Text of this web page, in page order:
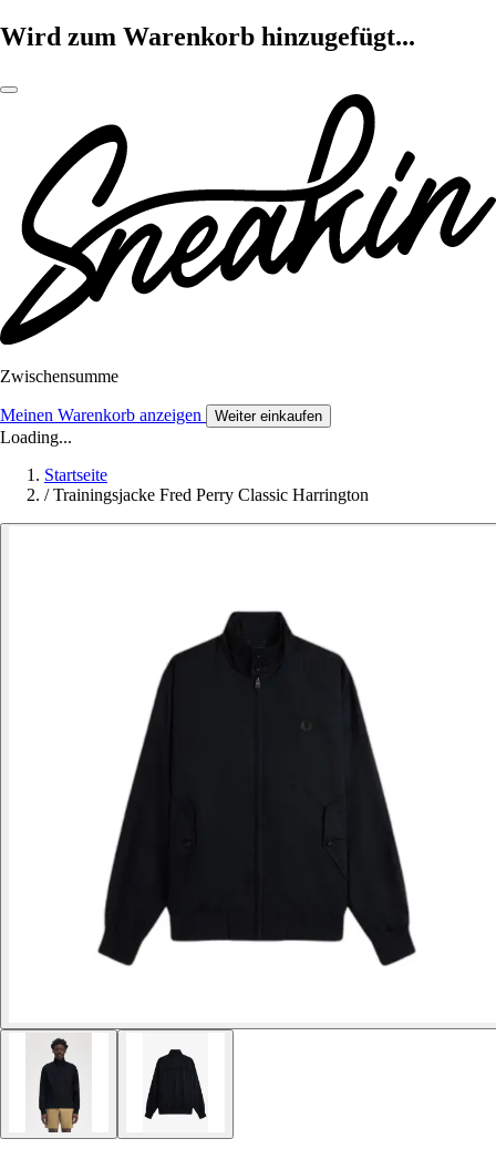
Wird zum Warenkorb hinzugefügt...
Zwischensumme
Meinen Warenkorb anzeigen Weiter einkaufen
Loading...
Startseite
/ Trainingsjacke Fred Perry Classic Harrington